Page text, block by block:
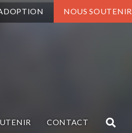
NOUS SOUTENIR
CONTACT